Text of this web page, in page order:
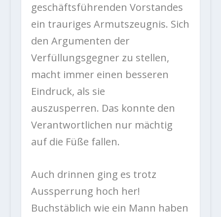
geschäftsführenden Vorstandes
ein trauriges Armutszeugnis. Sich
den Argumenten der
Verfüllungsgegner zu stellen,
macht immer einen besseren
Eindruck, als sie
auszusperren. Das konnte den
Verantwortlichen nur mächtig
auf die Füße fallen.
Auch drinnen ging es trotz
Aussperrung hoch her!
Buchstäblich wie ein Mann haben